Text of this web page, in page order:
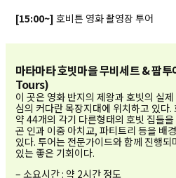
[15:00~] 호비튼 영화 촬영장 투어
마타마타 호빗마을 무비세트 & 팜
Tours)
이 곳은 영화 반지의 제왕과 호빗의 실
심의 커다란 목장지대에 위치하고 있다
약 44개의 각기 다른형태의 호빗 집들
곤 인과 이중 아치교, 파티트리 등을 배
있다. 투어는 전문가이드와 함께 진행
있는 좋은 기회이다.
– 소요시간 : 약 2시간 정도